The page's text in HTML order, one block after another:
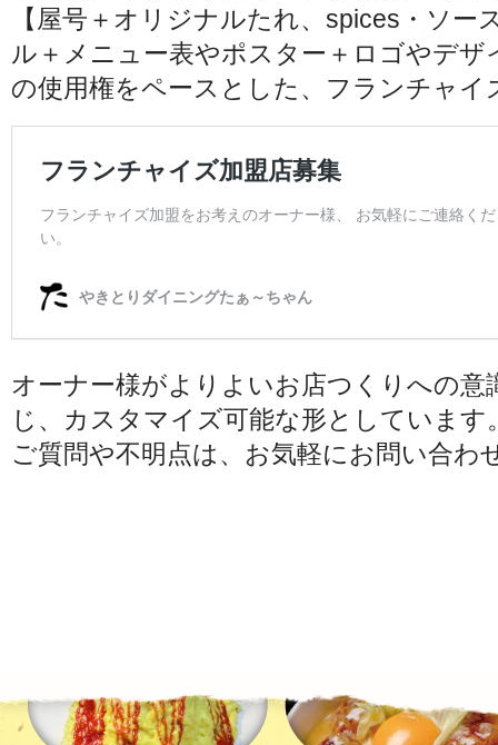
【屋号＋オリジナルたれ、spices・ソー
ル＋メニュー表やポスター＋ロゴやデザ
の使用権をペースとした、フランチャイ
オーナー様がよりよいお店つくりへの
じ、カスタマイズ可能な形としています
ご質問や不明点は、お気軽にお問い合わ